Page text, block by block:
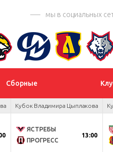
мы в социальных
Сборные
Кубок Владимира Цыплакова
ЯСТРЕБЫ
ПРОГРЕСС
13:00